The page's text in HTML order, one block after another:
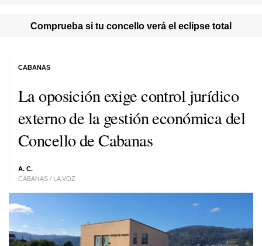
Comprueba si tu concello verá el eclipse total
La oposición exige control jurídico
externo de la gestión económica del
Concello de Cabanas
A. C.
CABANAS / LA VOZ
CABANAS